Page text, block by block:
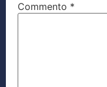
Commento *